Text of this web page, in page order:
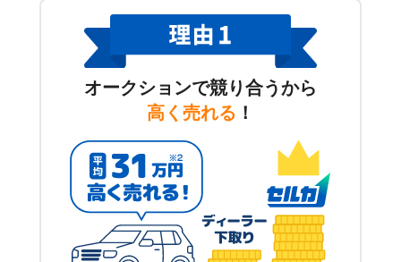
オークションで競り合うから
高く売れる ！